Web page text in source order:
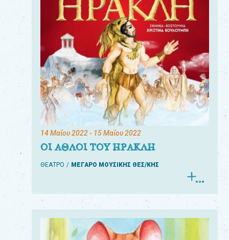
14 Μαΐου 2022- 15 Μαΐου 2022
ΟΙ ΑΘΛΟΙ ΤΟΥ ΗΡΑΚΛΗ
ΘΕΑΤΡΟ ΜΕΓΑΡΟ ΜΟΥΣΙΚΗΣ ΘΕΣ/ΚΗΣ